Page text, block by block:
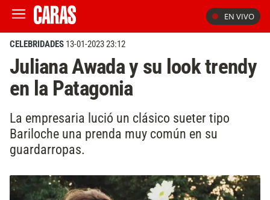
EN VIVO
CELEBRIDADES 13-01-2023 23:12
Juliana Awada y su look trendy
en la Patagonia
La empresaria lució un clásico sueter tipo
Bariloche una prenda muy común en su
guardarropas.